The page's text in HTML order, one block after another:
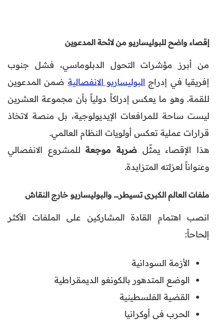
إقصاء واضح للبوليساريو من لائحة المدعوين
من أبرز مؤشرات التحول الدبلوماسي، فشل جنوب
إفريقيا في إدراج البوليساريو الانفصالية ضمن المدعوين
للقمة. وهو ما يعكس إدراكاً دولياً بأن مجموعة العشرين
ليست ساحة للمرافعات الإيديولوجية، بل منصة لاتخاذ
قرارات عملية تعكس أولويات النظام العالمي.
هذا الإقصاء يمثّل ضربة موجعةللمشروع الانفصالي
وعنواناً لعزلته المتزايدة.
ملفات العالم الكبرى تسيطر… والبوليساريو خارج النقاش
انصب اهتمام القادة المشاركين على الملفات الأكثر
إلحاحاً:
الأزمة السودانية
الوضع المتدهور بالكونغو الديمقراطية
القضية الفلسطينية
الحرب في أوكرانيا